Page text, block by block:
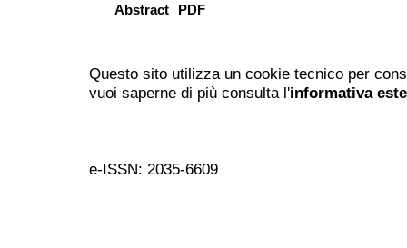
Abstract PDF
Questo sito utilizza un cookie tecnico per
vuoi saperne di più consulta l'informativa
e-ISSN: 2035-6609